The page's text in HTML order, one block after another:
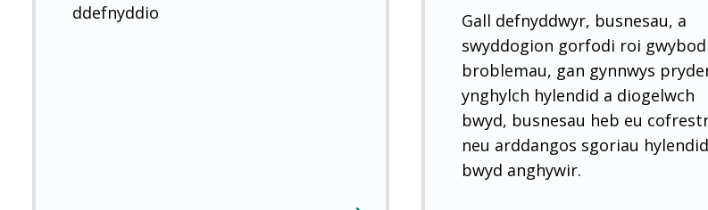
ddefnyddio
Gall defnyddwyr, busnesau, a
swyddogion gorfodi roi
broblemau, gan gynnwys
ynghylch hylendid a diogelwch
bwyd, busnesau heb eu
neu arddangos sgoriau hylendid
bwyd anghywir.